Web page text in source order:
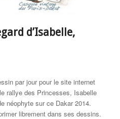
d’Isabelle,
par jour pour le site internet
rallye des Princesses, Isabelle
néophyte sur ce Dakar 2014.
librement dans ses dessins.